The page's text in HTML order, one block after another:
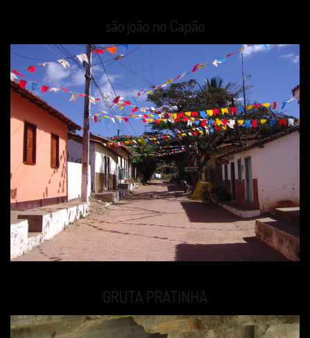
são joão no Capão
GRUTA PRATINHA